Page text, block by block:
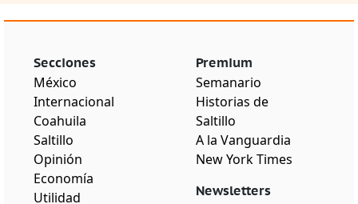
Secciones
México
Internacional
Coahuila
Saltillo
Opinión
Economía
Utilidad
Premium
Semanario
Historias de
Saltillo
A la Vanguardia
New York Times
Newsletters